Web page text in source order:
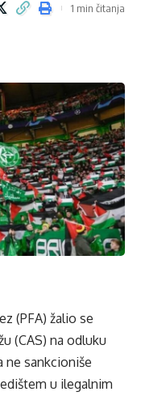
1 min čitanja
(PFA) žalio se
(CAS) na odluku
ne sankcioniše
u ilegalnim